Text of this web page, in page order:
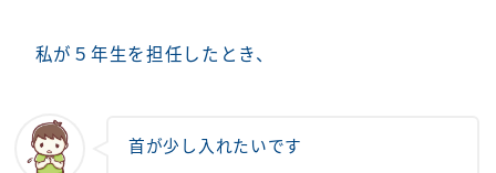
私が５年生を担任したとき、
首が少し入れたいです